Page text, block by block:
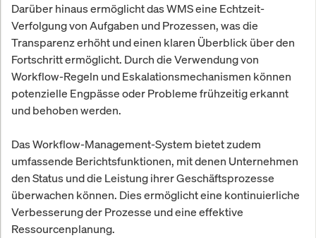
Darüber hinaus ermöglicht das WMS eine Echtzeit-
Verfolgung von Aufgaben und Prozessen, was die
Transparenz erhöht und einen klaren Überblick über den
Fortschritt ermöglicht. Durch die Verwendung von
Workflow-Regeln und Eskalationsmechanismen können
potenzielle Engpässe oder Probleme frühzeitig erkannt
und behoben werden.
Das Workflow-Management-System bietet zudem
umfassende Berichtsfunktionen, mit denen Unternehmen
den Status und die Leistung ihrer Geschäftsprozesse
überwachen können. Dies ermöglicht eine kontinuierliche
Verbesserung der Prozesse und eine effektive
Ressourcenplanung.